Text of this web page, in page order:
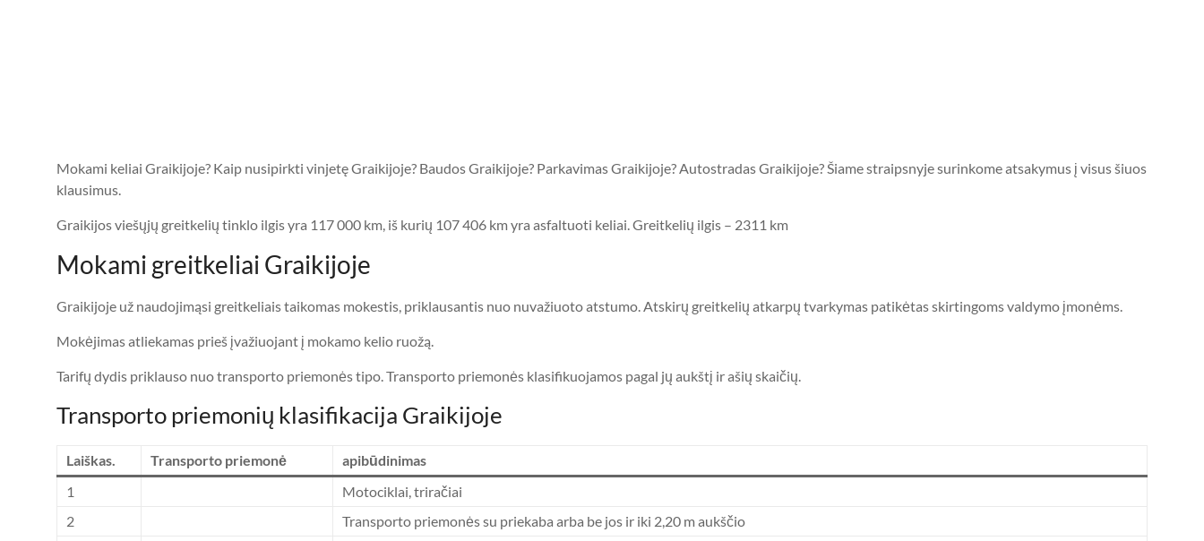
Mokami keliai Graikijoje? Kaip nusipirkti vinjetę Graikijoje? Baudos Graikijoje? Parkavimas Graikijoje? Autostradas Graikijoje? Šiame straipsnyje surinkome atsakymus į visus šiuos
klausimus.
Graikijos viešųjų greitkelių tinklo ilgis yra 117 000 km, iš kurių 107 406 km yra asfaltuoti keliai. Greitkelių ilgis – 2311 km
Mokami greitkeliai Graikijoje
Graikijoje už naudojimąsi greitkeliais taikomas mokestis, priklausantis nuo nuvažiuoto atstumo. Atskirų greitkelių atkarpų tvarkymas patikėtas skirtingoms valdymo įmonėms.
Mokėjimas atliekamas prieš įvažiuojant į mokamo kelio ruožą.
Tarifų dydis priklauso nuo transporto priemonės tipo. Transporto priemonės klasifikuojamos pagal jų aukštį ir ašių skaičių.
Transporto priemonių klasifikacija Graikijoje
Laiškas. Transporto priemonė
apibūdinimas
1
Motociklai, triračiai
2
Transporto priemonės su priekaba arba be jos ir iki 2,20 m aukščio